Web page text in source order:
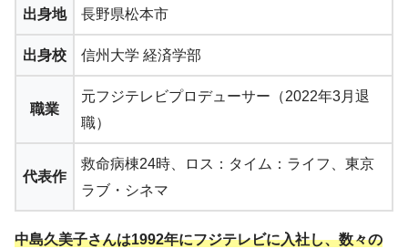
出身地 長野県松本市
出身校 信州大学 経済学部
職業
元フジテレビプロデューサー（2022年3月退
職）
代表作
救命病棟24時、ロス：タイム：ライフ、東京
ラブ・シネマ
中島久美子さんは1992年にフジテレビに入社し、数々の